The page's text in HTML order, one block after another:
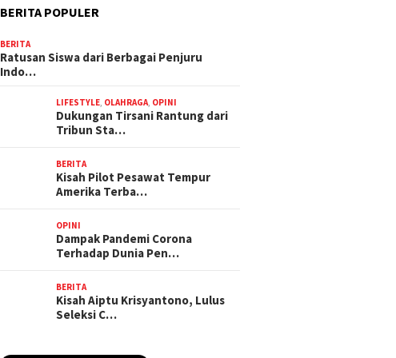
BERITA POPULER
BERITA
Ratusan Siswa dari Berbagai Penjuru
Indo…
LIFESTYLE OLAHRAGA OPINI
Dukungan Tirsani Rantung dari
Tribun Sta…
BERITA
Kisah Pilot Pesawat Tempur
Amerika Terba…
OPINI
Dampak Pandemi Corona
Terhadap Dunia Pen…
BERITA
Kisah Aiptu Krisyantono, Lulus
Seleksi C…